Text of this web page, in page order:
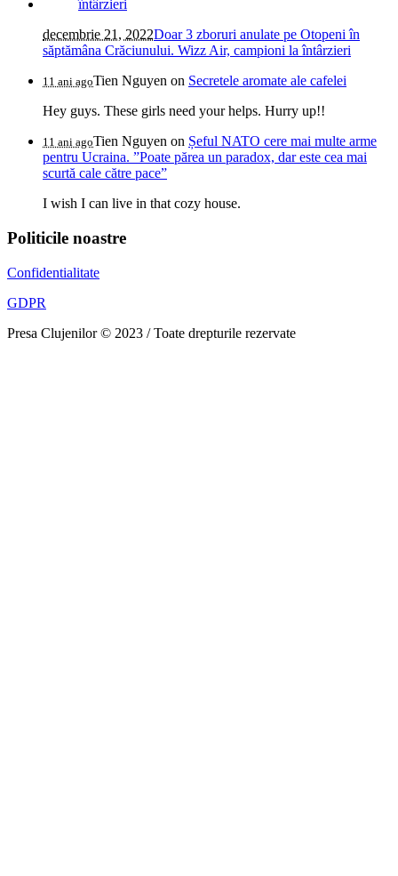
decembrie 21, 2022Doar 3 zboruri anulate pe Otopeni în
săptămâna Crăciunului. Wizz Air, campioni la întârzieri
11 ani agoTien Nguyen on Secretele aromate ale cafelei
Hey guys. These girls need your helps. Hurry up!!
11 ani agoTien Nguyen on Șeful NATO cere mai multe arme
pentru Ucraina. ”Poate părea un paradox, dar este cea mai
scurtă cale către pace”
I wish I can live in that cozy house.
Politicile noastre
Confidentialitate
GDPR
Presa Clujenilor © 2023 / Toate drepturile rezervate